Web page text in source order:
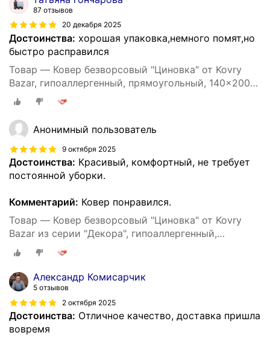
87 отзывов
20 декабря 2025
Достоинства: хорошая упаковка,немного помят,но
быстро расправился
Товар — Ковер безворсовый "Циновка" от Kovry
Bazar, гипоаллергенный, прямоугольный, 140x200
см
Анонимный пользователь
9 октября 2025
Достоинства: Красивый, комфортный, не требует
постоянной уборки.
Комментарий: Ковер понравился.
Товар — Ковер безворсовый "Циновка" от Kovry
Bazar из серии "Декора", гипоаллергенный,
прямоугольный, 200х290 см
Александр Комисарчик
5 отзывов
2 октября 2025
Достоинства: Отличное качество, доставка пришла
вовремя